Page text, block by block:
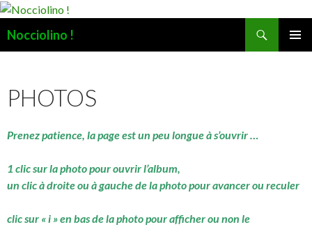
Nocciolino !
PHOTOS
Prenez patience, la page est un peu longue à s’ouvrir …
1 clic sur la photo pour ouvrir l’album,
un clic à droite ou à gauche de la photo pour avancer ou reculer
clic sur « i » en bas de la photo pour afficher ou non le